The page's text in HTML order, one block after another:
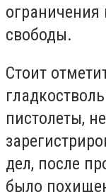
ограничения
свободы.
Стоит
пистолеты,
дел, после
было